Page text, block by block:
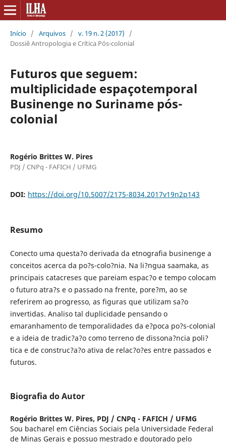
Início / Arquivos / v. 19 n. 2 (2017)
/
Dossiê Antropologia e Crítica Pós-colonial
Futuros que seguem:
multiplicidade espaçotemporal
Businenge no Suriname pós-
colonial
Rogério Brittes W. Pires
PDJ / CNPq - FAFICH / UFMG
DOI: https://doi.org/10.5007/2175-8034.2017v19n2p143
Resumo
Conecto uma questa?o derivada da etnografia businenge a
conceitos acerca da po?s-colo?nia. Na li?ngua saamaka, as
principais catacreses que pareiam espac?o e tempo colocam
o futuro atra?s e o passado na frente, pore?m, ao se
referirem ao progresso, as figuras que utilizam sa?o
invertidas. Analiso tal duplicidade pensando o
emaranhamento de temporalidades da e?poca po?s-colonial
e a ideia de tradic?a?o como terreno de dissona?ncia poli?
tica e de construc?a?o ativa de relac?o?es entre passados e
futuros.
Biografia do Autor
Rogério Brittes W. Pires, PDJ / CNPq - FAFICH / UFMG
Sou bacharel em Ciências Sociais pela Universidade Federal
de Minas Gerais e possuo mestrado e doutorado pelo